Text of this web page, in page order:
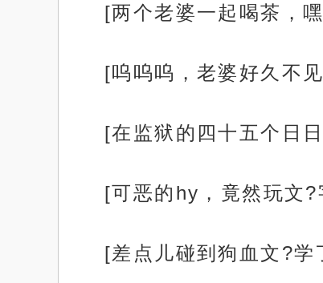
[两个老婆一起喝茶，
[呜呜呜，老婆好久不
[在监狱的四十五个日
[可恶的hy，竟然玩文
[差点儿碰到狗血文?